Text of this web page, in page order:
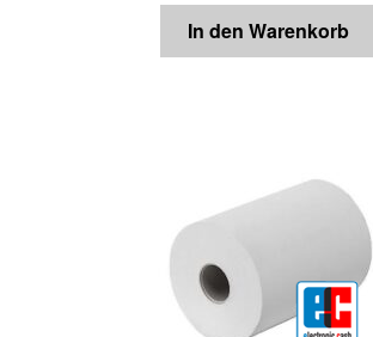
In den Warenkorb